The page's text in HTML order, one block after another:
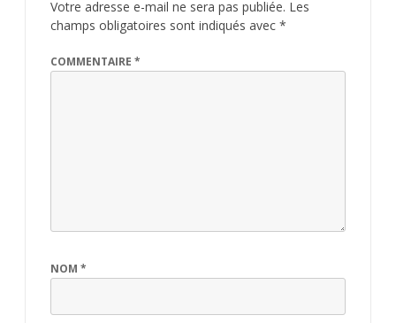
Votre adresse e-mail ne sera pas publiée. Les
champs obligatoires sont indiqués avec *
COMMENTAIRE *
NOM *